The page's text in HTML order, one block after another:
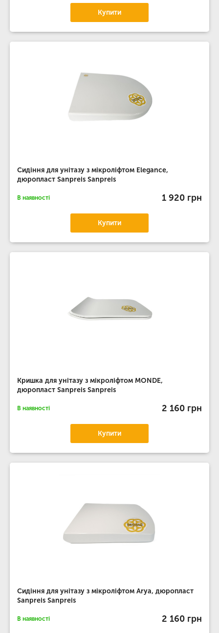
Купити
Сидіння для унітазу з мікроліфтом Elegance,
дюропласт Sanpreis Sanpreis
В наявності 1 920 грн
Купити
Кришка для унітазу з мікроліфтом MONDE,
дюропласт Sanpreis Sanpreis
В наявності 2 160 грн
Купити
Сидіння для унітазу з мікроліфтом Arya, дюропласт
Sanpreis Sanpreis
В наявності 2 160 грн